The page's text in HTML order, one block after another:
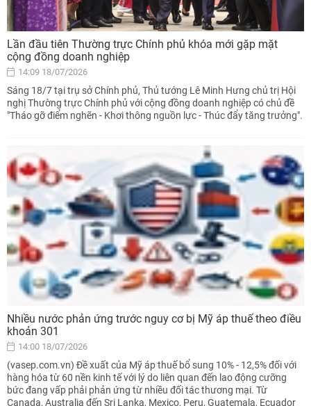
Lần đầu tiên Thường trực Chính phủ khóa mới gặp mặt
cộng đồng doanh nghiệp
14:09 18/07/2026
Sáng 18/7 tại trụ sở Chính phủ, Thủ tướng Lê Minh Hưng chủ trị Hội
nghị Thường trực Chính phủ với cộng đồng doanh nghiệp có chủ đề
"Tháo gỡ điểm nghẽn - Khơi thông nguồn lực - Thúc đẩy tăng trưởng".
Nhiều nước phản ứng trước nguy cơ bị Mỹ áp thuế theo điều
khoản 301
14:00 18/07/2026
(vasep.com.vn) Đề xuất của Mỹ áp thuế bổ sung 10% - 12,5% đối với
hàng hóa từ 60 nền kinh tế với lý do liên quan đến lao động cưỡng
bức đang vấp phải phản ứng từ nhiều đối tác thương mại. Từ
Canada, Australia đến Sri Lanka, Mexico, Peru, Guatemala, Ecuador